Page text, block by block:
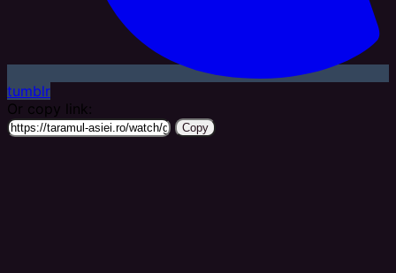
tumblr
Or copy link:
Copy